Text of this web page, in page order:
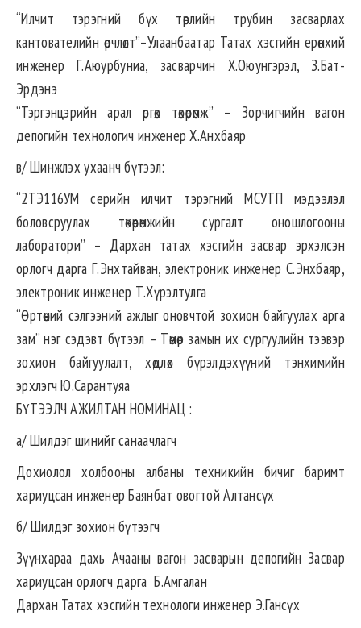
“Илчит тэрэгний бүх төрлийн трубин засварлах
кантователийн өөрчлөлт”–Улаанбаатар Татах хэсгийн ерөнхий
инженер Г.Аюурбуниа, засварчин Х.Оюунгэрэл, З.Бат-
Эрдэнэ
“Тэргэнцэрийн арал өргөх төхөөрөмж” – Зорчигчийн вагон
депогийн технологич инженер Х.Анхбаяр
в/ Шинжлэх ухаанч бүтээл:
“2ТЭ116УМ серийн илчит тэрэгний МСУТП мэдээлэл
боловсруулах төхөөрөмжийн сургалт оношлогооны
лаборатори” – Дархан татах хэсгийн засвар эрхэлсэн
орлогч дарга Г.Энхтайван, электроник инженер С.Энхбаяр,
электроник инженер Т.Хүрэлтулга
“Өртөөний сэлгээний ажлыг оновчтой зохион байгуулах арга
зам” нэг сэдэвт бүтээл – Төмөр замын их сургуулийн тээвэр
зохион байгуулалт, хөдлөх бүрэлдэхүүний тэнхимийн
эрхлэгч Ю.Сарантуяа
БҮТЭЭЛЧ АЖИЛТАН НОМИНАЦ :
а/ Шилдэг шинийг санаачлагч
Дохиолол холбооны албаны техникийн бичиг баримт
хариуцсан инженер Баянбат овогтой Алтансүх
б/ Шилдэг зохион бүтээгч
Зүүнхараа дахь Ачааны вагон засварын депогийн Засвар
хариуцсан орлогч дарга Б.Амгалан
Дархан Татах хэсгийн технологи инженер Э.Гансүх